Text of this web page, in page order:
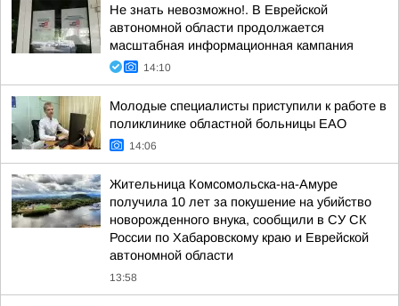
Не знать невозможно!. В Еврейской
автономной области продолжается
масштабная информационная кампания
14:10
Молодые специалисты приступили к работе в
поликлинике областной больницы ЕАО
14:06
Жительница Комсомольска-на-Амуре
получила 10 лет за покушение на убийство
новорожденного внука, сообщили в СУ СК
России по Хабаровскому краю и Еврейской
автономной области
13:58